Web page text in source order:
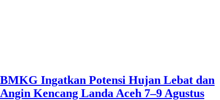
BMKG Ingatkan Potensi Hujan Lebat dan
Angin Kencang Landa Aceh 7–9 Agustus